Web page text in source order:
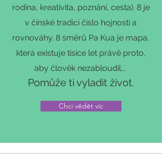
rodina, kreativita, poznání, cesta). 8 je
v čínské tradici číslo hojnosti a
rovnováhy. 8 směrů Pa Kua je mapa,
která existuje tisíce let právě proto,
aby člověk nezabloudil...
Pomůže ti vyladit život.
Chci vědět víc